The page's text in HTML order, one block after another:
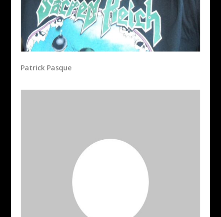
Patrick Pasque